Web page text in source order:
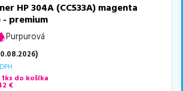
HP 304A (CC533A) magenta
premium
Purpurová
)
do košíka
€